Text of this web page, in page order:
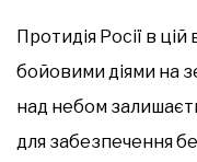
Протидія Росії в
бойовими діями на
над небом
для забезпечення